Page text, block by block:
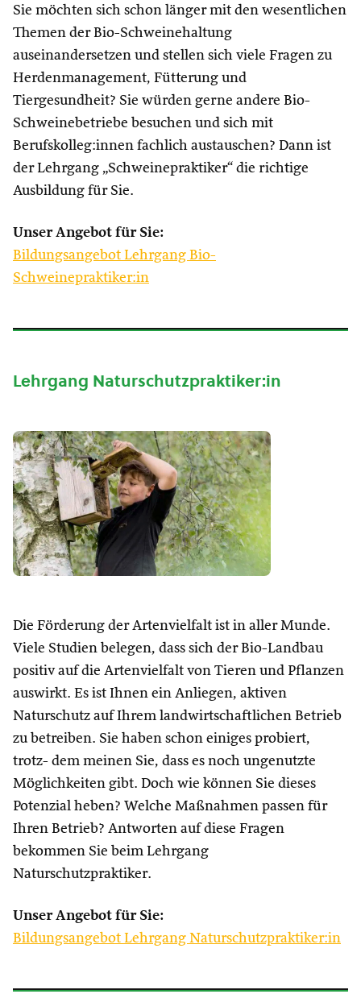
Sie möchten sich schon länger mit den wesentlichen
Themen der Bio-Schweinehaltung
auseinandersetzen und stellen sich viele Fragen zu
Herdenmanagement, Fütterung und
Tiergesundheit? Sie würden gerne andere Bio-
Schweinebetriebe besuchen und sich mit
Berufskolleg:innen fachlich austauschen? Dann ist
der Lehrgang „Schweinepraktiker“ die richtige
Ausbildung für Sie.
Unser Angebot für Sie:
Bildungsangebot Lehrgang Bio-
Schweinepraktiker:in
Lehrgang Naturschutzpraktiker:in
Die Förderung der Artenvielfalt ist in aller Munde.
Viele Studien belegen, dass sich der Bio-Landbau
positiv auf die Artenvielfalt von Tieren und Pflanzen
auswirkt. Es ist Ihnen ein Anliegen, aktiven
Naturschutz auf Ihrem landwirtschaftlichen Betrieb
zu betreiben. Sie haben schon einiges probiert,
trotz- dem meinen Sie, dass es noch ungenutzte
Möglichkeiten gibt. Doch wie können Sie dieses
Potenzial heben? Welche Maßnahmen passen für
Ihren Betrieb? Antworten auf diese Fragen
bekommen Sie beim Lehrgang
Naturschutzpraktiker.
Unser Angebot für Sie:
Bildungsangebot Lehrgang Naturschutzpraktiker:in